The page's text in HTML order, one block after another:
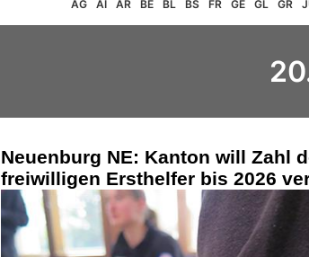
AG AI AR BE BL BS FR GE GL GR
Neuenburg NE: Kanton will Zahl
freiwilligen Ersthelfer bis 2026